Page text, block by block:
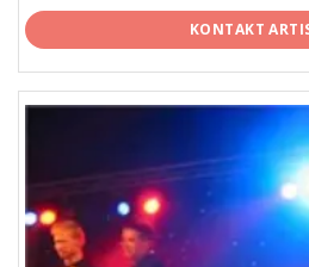
KONTAKT